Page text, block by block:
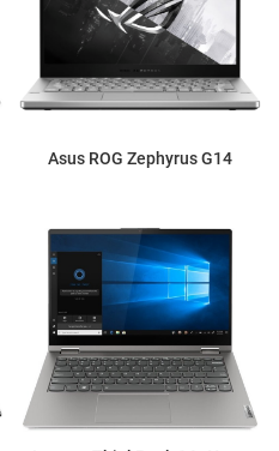
Asus ROG Zephyrus G14